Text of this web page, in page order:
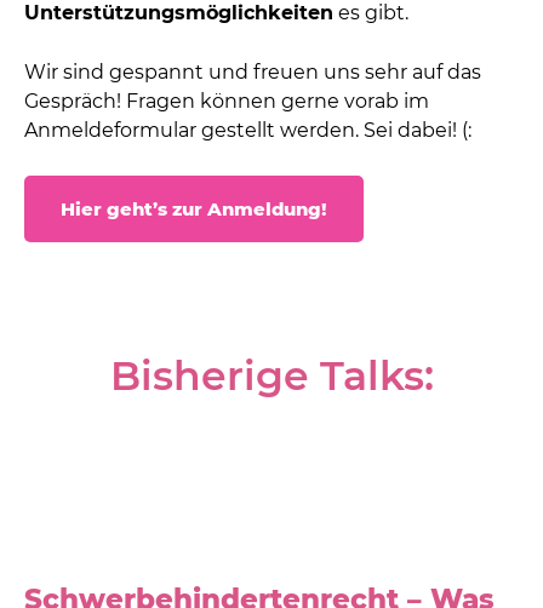
Unterstützungsmöglichkeiten es gibt.
Wir sind gespannt und freuen uns sehr auf das
Gespräch! Fragen können gerne vorab im
Anmeldeformular gestellt werden. Sei dabei! (:
Hier geht’s zur Anmeldung!
Bisherige Talks:
Schwerbehindertenrecht – Was